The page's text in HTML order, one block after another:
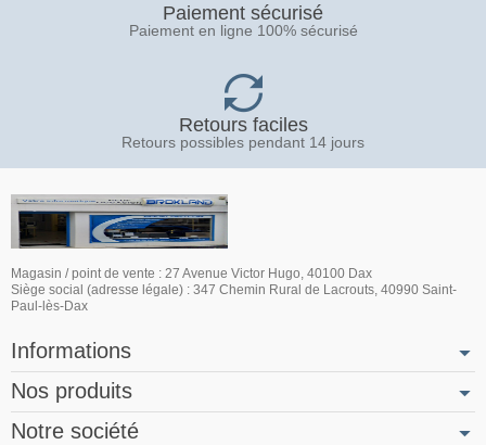
Paiement sécurisé
Paiement en ligne 100% sécurisé
Retours faciles
Retours possibles pendant 14 jours
Magasin / point de vente : 27 Avenue Victor Hugo, 40100 Dax
Siège social (adresse légale) : 347 Chemin Rural de Lacrouts, 40990 Saint-
Paul-lès-Dax
Informations
Nos produits
Notre société